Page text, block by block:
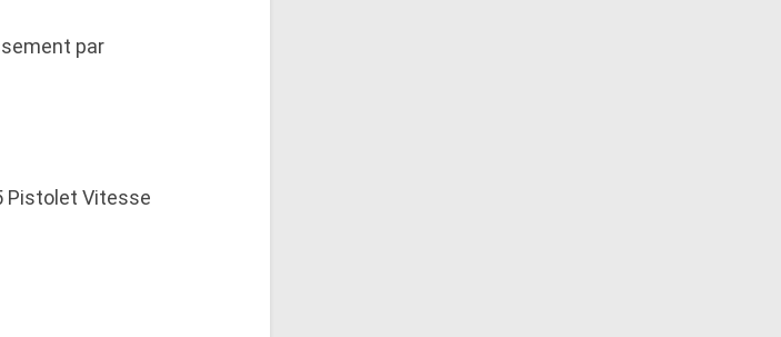
par
Pistolet Vitesse